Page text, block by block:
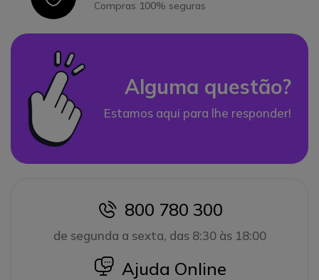
Compras 100% seguras
Alguma questão?
Estamos aqui para lhe responder!
icon
800 780 300
de segunda a sexta, das 8:30 às 18:00
icon
Ajuda Online